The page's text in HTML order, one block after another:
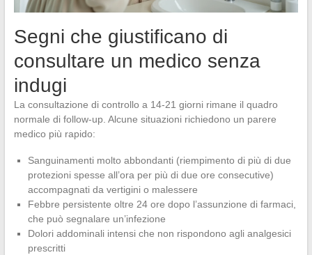
Segni che giustificano di
consultare un medico senza
indugi
La consultazione di controllo a 14-21 giorni rimane il quadro
normale di follow-up. Alcune situazioni richiedono un parere
medico più rapido:
Sanguinamenti molto abbondanti (riempimento di più di due
protezioni spesse all’ora per più di due ore consecutive)
accompagnati da vertigini o malessere
Febbre persistente oltre 24 ore dopo l’assunzione di farmaci,
che può segnalare un’infezione
Dolori addominali intensi che non rispondono agli analgesici
prescritti